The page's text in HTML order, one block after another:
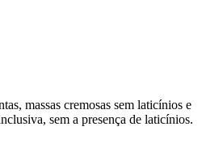
massas cremosas sem laticínios e
sem a presença de laticínios.